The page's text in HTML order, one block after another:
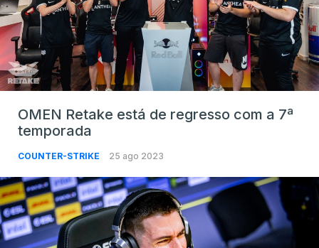
OMEN Retake está de regresso com a 7ª
temporada
COUNTER-STRIKE 25 ago 2023